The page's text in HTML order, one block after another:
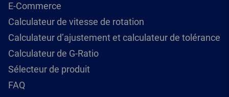
E-Commerce
Calculateur de vitesse de rotation
Calculateur d’ajustement et calculateur de tolérance
Calculateur de G-Ratio
Sélecteur de produit
FAQ